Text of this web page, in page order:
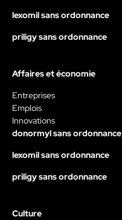
lexomil sans ordonnance
priligy sans ordonnance
Affaires et économie
Entreprises
Emplois
Innovations
donormyl sans ordonnance
lexomil sans ordonnance
priligy sans ordonnance
Culture